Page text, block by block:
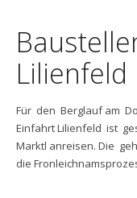
Lilienfeld
Für den Berglauf am
Einfahrt Lilienfeld ist
Marktl anreisen. Die
die